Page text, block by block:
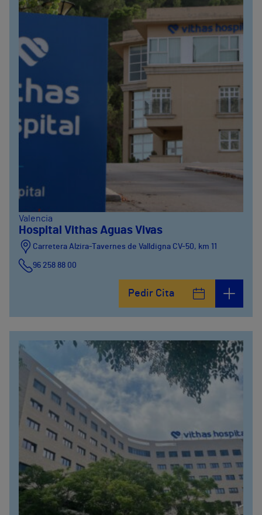
Valencia
Hospital Vithas Aguas Vivas
Carretera Alzira-Tavernes de Valldigna CV-50, km 11
96 258 88 00
Pedir Cita